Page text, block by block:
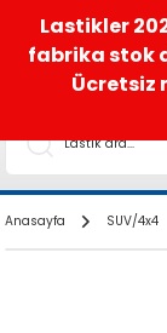
satis@akolastik.com
Anasayfa SUV/4x4
Lastikler
fabrika stok
Ücretsiz